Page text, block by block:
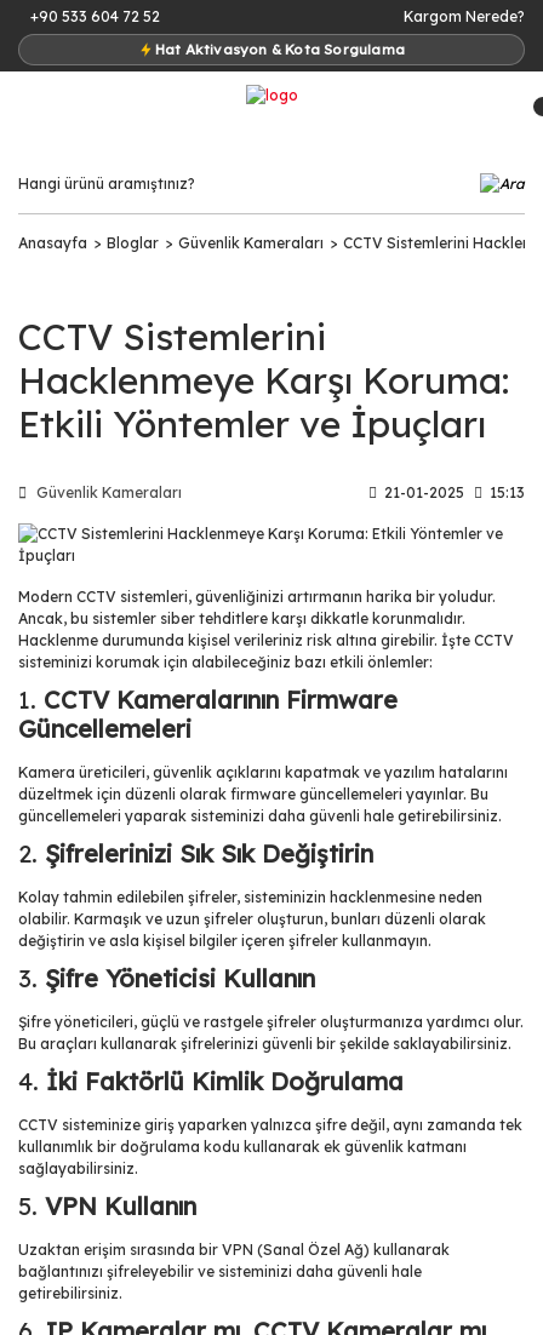
+90 533 604 72 52
Hat Aktivasyon & Kota Sorgulama
Kargom Nerede?
Anasayfa Bloglar Güvenlik Kameraları CCTV Sistemlerini
CCTV Sistemlerini
Hacklenmeye Karşı Koruma:
Etkili Yöntemler ve İpuçları
Güvenlik Kameraları 21-01-2025 15:13
Modern CCTV sistemleri, güvenliğinizi artırmanın harika bir yoludur.
Ancak, bu sistemler siber tehditlere karşı dikkatle korunmalıdır.
Hacklenme durumunda kişisel verileriniz risk altına girebilir. İşte CCTV
sisteminizi korumak için alabileceğiniz bazı etkili önlemler:
1. CCTV Kameralarının Firmware
Güncellemeleri
Kamera üreticileri, güvenlik açıklarını kapatmak ve yazılım hatalarını
düzeltmek için düzenli olarak firmware güncellemeleri yayınlar. Bu
güncellemeleri yaparak sisteminizi daha güvenli hale getirebilirsiniz.
2. Şifrelerinizi Sık Sık Değiştirin
Kolay tahmin edilebilen şifreler, sisteminizin hacklenmesine neden
olabilir. Karmaşık ve uzun şifreler oluşturun, bunları düzenli olarak
değiştirin ve asla kişisel bilgiler içeren şifreler kullanmayın.
3. Şifre Yöneticisi Kullanın
Şifre yöneticileri, güçlü ve rastgele şifreler oluşturmanıza yardımcı olur.
Bu araçları kullanarak şifrelerinizi güvenli bir şekilde saklayabilirsiniz.
4. İki Faktörlü Kimlik Doğrulama
CCTV sisteminize giriş yaparken yalnızca şifre değil, aynı zamanda tek
kullanımlık bir doğrulama kodu kullanarak ek güvenlik katmanı
sağlayabilirsiniz.
5. VPN Kullanın
Uzaktan erişim sırasında bir VPN (Sanal Özel Ağ) kullanarak
bağlantınızı şifreleyebilir ve sisteminizi daha güvenli hale
getirebilirsiniz.